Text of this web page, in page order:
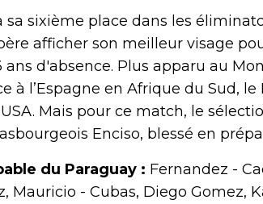
sa sixième place dans les
afficher son meilleur visage
ans d'absence. Plus apparu au
à l’Espagne en Afrique du Sud,
Mais pour ce match, le
Enciso, blessé en
du Paraguay : Fernandez -
Mauricio - Cubas, Diego Gomez,